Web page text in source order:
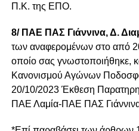
Π.Κ. της ΕΠΟ.
8/ ΠΑΕ ΠΑΣ Γιάννινα, Δ.
των αναφερομένων στο από
οποίο σας γνωστοποιήθηκε,
Κανονισμού Αγώνων
20/10/2023 Έκθεση
ΠΑΕ Λαμία-ΠΑΕ ΠΑΣ